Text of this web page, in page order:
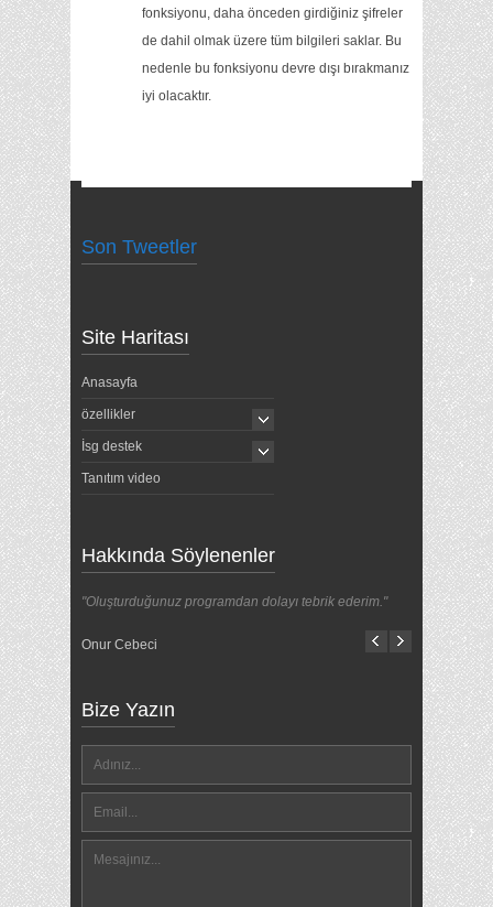
fonksiyonu, daha önceden girdiğiniz şifreler
de dahil olmak üzere tüm bilgileri saklar. Bu
nedenle bu fonksiyonu devre dışı bırakmanız
iyi olacaktır.
Son Tweetler
Site Haritası
Anasayfa
özellikler
İsg destek
Tanıtım video
Hakkında Söylenenler
"Oluşturduğunuz programdan dolayı tebrik ederim."
Onur Cebeci
Bize Yazın